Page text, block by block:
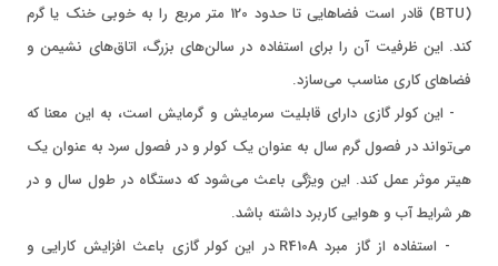
(BTU) قادر است فضاهایی تا حدود 120 متر مربع را به خوبی خنک یا گرم
کند. این ظرفیت آن را برای استفاده در سالن‌های بزرگ، اتاق‌های نشیمن و
فضاهای کاری مناسب می‌سازد.
- این کولر گازی دارای قابلیت سرمایش و گرمایش است، به این معنا که
می‌تواند در فصول گرم سال به عنوان یک کولر و در فصول سرد به عنوان یک
هیتر موثر عمل کند. این ویژگی باعث می‌شود که دستگاه در طول سال و در
هر شرایط آب و هوایی کاربرد داشته باشد.
- استفاده از گاز مبرد R410A در این کولر گازی باعث افزایش کارایی و